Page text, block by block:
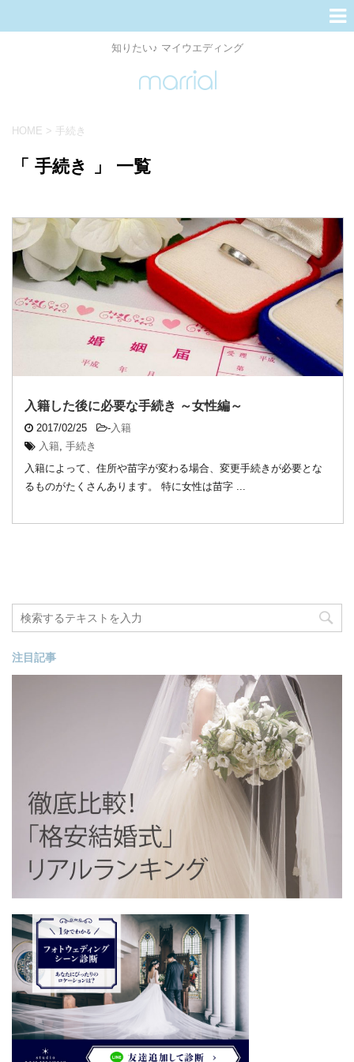
知りたい♪ マイウエディング
HOME > 手続き
「 手続き 」 一覧
入籍した後に必要な手続き ～女性編～
2017/02/25 - 入籍
入籍 手続き
入籍によって、住所や苗字が変わる場合、変更手続きが必要とな
るものがたくさんあります。 特に女性は苗字 ...
注目記事